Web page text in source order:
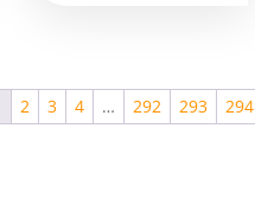
2 3 4 … 292 293 294